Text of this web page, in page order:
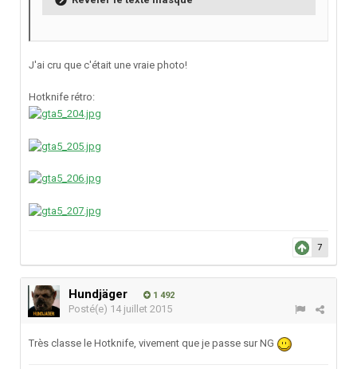
J'ai cru que c'était une vraie photo!
Hotknife rétro:
7
Hundjäger 1 492
Posté(e) 14 juillet 2015
Très classe le Hotknife, vivement que je passe sur NG